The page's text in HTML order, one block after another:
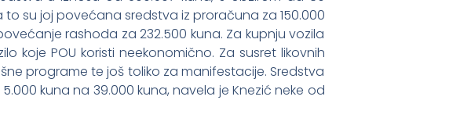
su joj povećana sredstva iz proračuna za 150.000
rashoda za 232.500 kuna. Za kupnju vozila
koje POU koristi neekonomično. Za susret likovnih
programe te još toliko za manifestacije. Sredstva
kuna na 39.000 kuna, navela je Knezić neke od